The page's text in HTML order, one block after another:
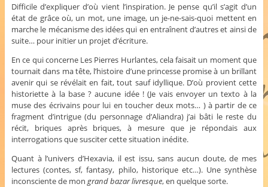
Difficile d’expliquer d’où vient l’inspiration. Je pense qu’il s’agit d’un
état de grâce où, un mot, une image, un je-ne-sais-quoi mettent en
marche le mécanisme des idées qui en entraînent d’autres et ainsi de
suite… pour initier un projet d’écriture.
En ce qui concerne Les Pierres Hurlantes, cela faisait un moment que
tournait dans ma tête, l’histoire d’une princesse promise à un brillant
avenir qui se révélait en fait, tout sauf idyllique. D’où provient cette
historiette à la base ? aucune idée ! (Je vais envoyer un texto à la
muse des écrivains pour lui en toucher deux mots… ) à partir de ce
fragment d’intrigue (du personnage d’Aliandra) j’ai bâti le reste du
récit, briques après briques, à mesure que je répondais aux
interrogations que susciter cette situation inédite.
Quant à l’univers d’Hexavia, il est issu, sans aucun doute, de mes
lectures (contes, sf, fantasy, philo, historique etc…). Une synthèse
inconsciente de mon grand bazar livresque, en quelque sorte.